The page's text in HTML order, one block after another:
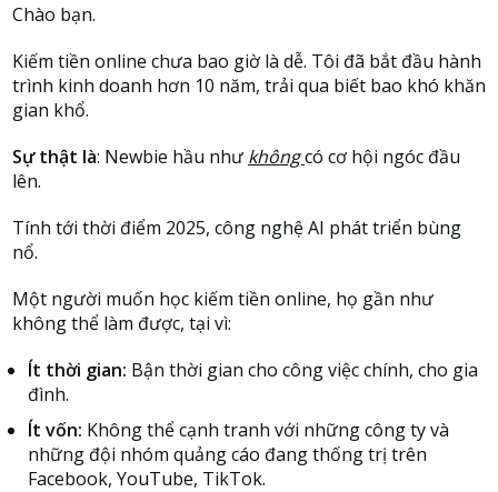
Chào bạn.
Kiếm tiền online chưa bao giờ là dễ. Tôi đã bắt đầu hành
trình kinh doanh hơn 10 năm, trải qua biết bao khó khăn
gian khổ.
Sự thật là: Newbie hầu như khôngcó cơ hội ngóc đầu
lên.
Tính tới thời điểm 2025, công nghệ AI phát triển bùng
nổ.
Một người muốn học kiếm tiền online, họ gần như
không thể làm được, tại vì:
Ít thời gian: Bận thời gian cho công việc chính, cho gia
đình.
Ít vốn: Không thể cạnh tranh với những công ty và
những đội nhóm quảng cáo đang thống trị trên
Facebook, YouTube, TikTok.